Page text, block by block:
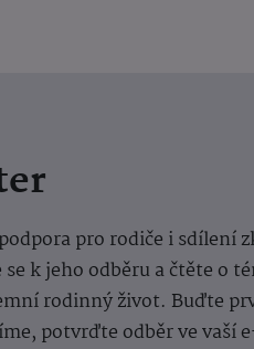
pro rodiče i sdílení
k jeho odběru a čtěte o
rodinný život. Buďte
potvrďte odběr ve vaší